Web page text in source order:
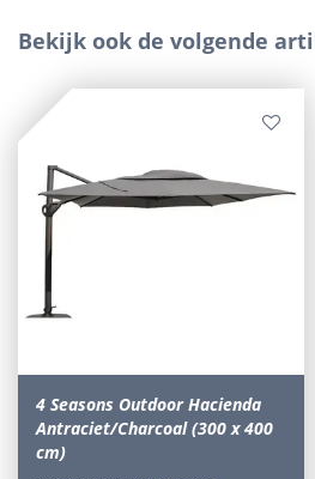
Bekijk ook de volgende
4 Seasons Outdoor Hacienda
Antraciet/Charcoal (300 x 400
cm)